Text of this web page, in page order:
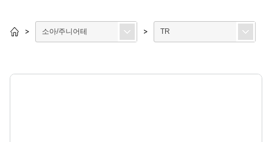
> 소아/주니어테 > TR